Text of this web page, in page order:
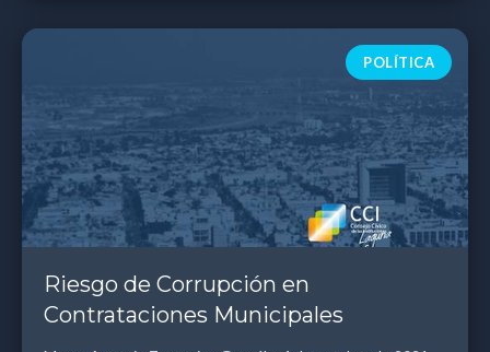
POLÍTICA
Riesgo de Corrupción en
Contrataciones Municipales